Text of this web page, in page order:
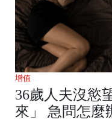
增值
36歲人夫沒慾
來」 急問怎麼